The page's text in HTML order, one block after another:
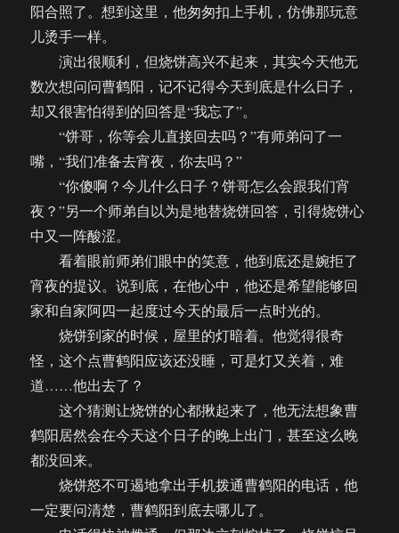
阳合照了。想到这里，他匆匆扣上手机，仿佛那玩意
儿烫手一样。
演出很顺利，但烧饼高兴不起来，其实今天他无
数次想问问曹鹤阳，记不记得今天到底是什么日子，
却又很害怕得到的回答是“我忘了”。
“饼哥，你等会儿直接回去吗？”有师弟问了一
嘴，“我们准备去宵夜，你去吗？”
“你傻啊？今儿什么日子？饼哥怎么会跟我们宵
夜？”另一个师弟自以为是地替烧饼回答，引得烧饼心
中又一阵酸涩。
看着眼前师弟们眼中的笑意，他到底还是婉拒了
宵夜的提议。说到底，在他心中，他还是希望能够回
家和自家阿四一起度过今天的最后一点时光的。
烧饼到家的时候，屋里的灯暗着。他觉得很奇
怪，这个点曹鹤阳应该还没睡，可是灯又关着，难
道……他出去了？
这个猜测让烧饼的心都揪起来了，他无法想象曹
鹤阳居然会在今天这个日子的晚上出门，甚至这么晚
都没回来。
烧饼怒不可遏地拿出手机拨通曹鹤阳的电话，他
一定要问清楚，曹鹤阳到底去哪儿了。